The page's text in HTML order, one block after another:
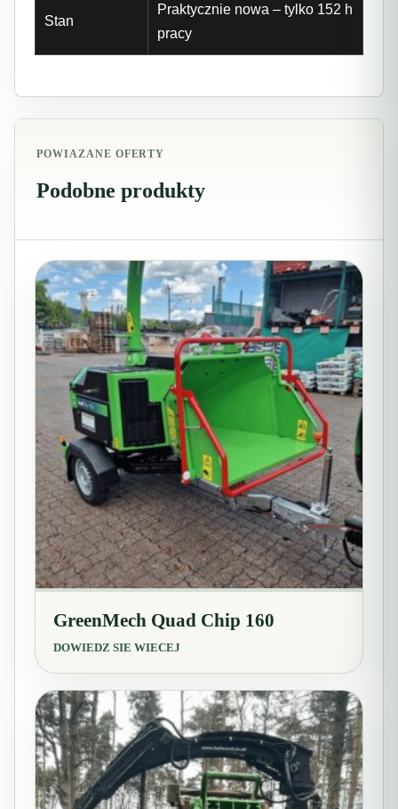
Stan
Praktycznie nowa – tylko 152 h
pracy
POWIAZANE OFERTY
Podobne produkty
GreenMech Quad Chip 160
DOWIEDZ SIE WIECEJ